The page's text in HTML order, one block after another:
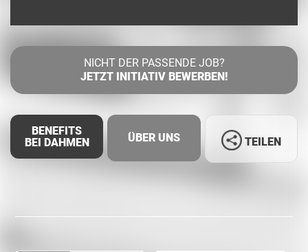
NICHT DER PASSENDE JOB?
JETZT INITIATIV BEWERBEN!
BENEFITS
BEI DAHMEN
ÜBER UNS TEILEN